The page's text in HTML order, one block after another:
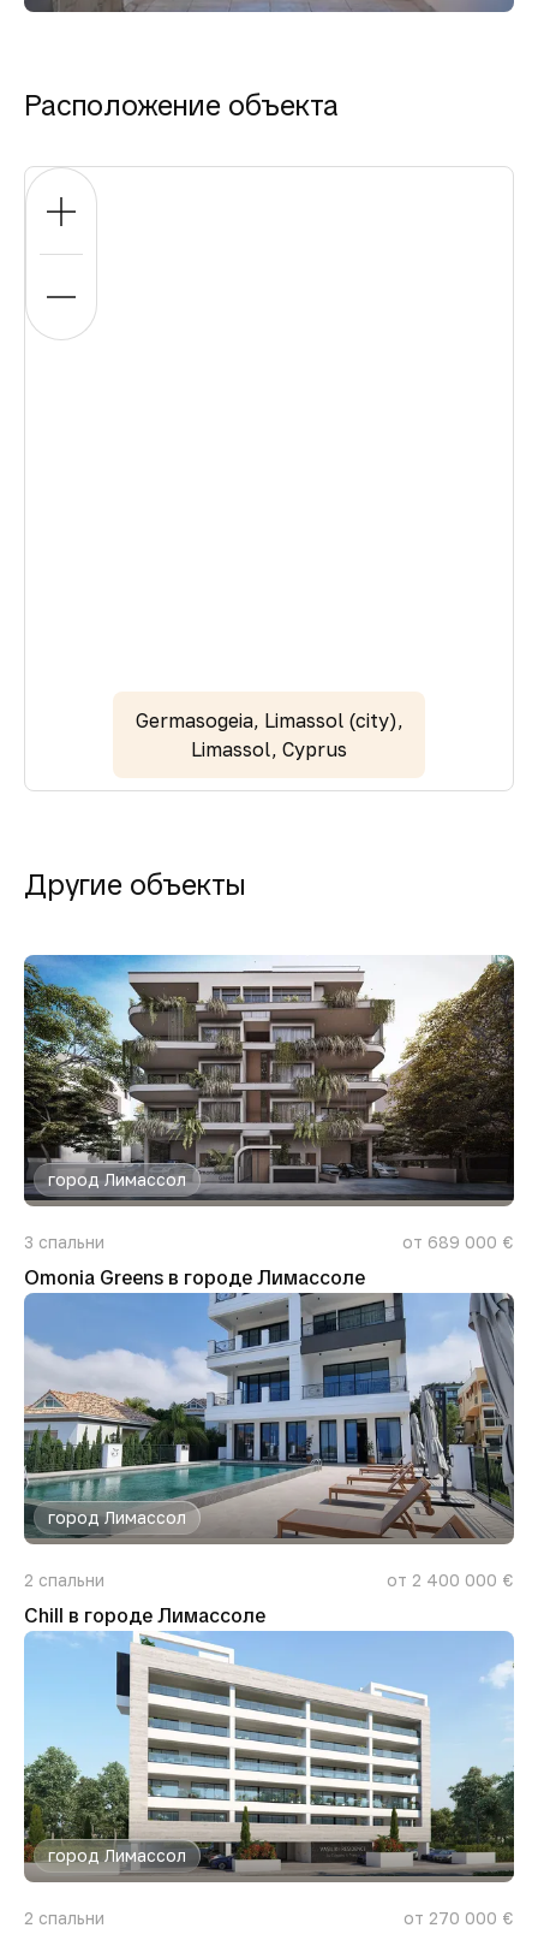
Расположение объекта
Germasogeia, Limassol (city),
Limassol, Cyprus
Другие объекты
город Лимассол
3 спальни от 689 000 €
Omonia Greens в городе Лимассоле
город Лимассол
2 спальни от 2 400 000 €
Chill в городе Лимассоле
город Лимассол
2 спальни от 270 000 €